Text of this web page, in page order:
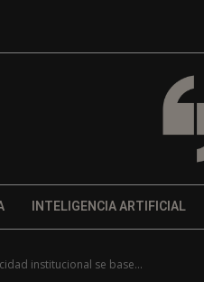
INTELIGENCIA ARTIFICIAL
institucional se base...